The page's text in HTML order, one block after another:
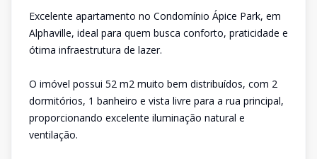
Excelente apartamento no Condomínio Ápice Park, em
Alphaville, ideal para quem busca conforto, praticidade e
ótima infraestrutura de lazer.
O imóvel possui 52 m2 muito bem distribuídos, com 2
dormitórios, 1 banheiro e vista livre para a rua principal,
proporcionando excelente iluminação natural e
ventilação.